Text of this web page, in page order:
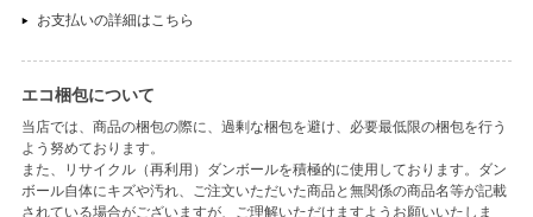
お支払いの詳細はこちら
エコ梱包について
当店では、商品の梱包の際に、過剰な梱包を避け、必要最低限の梱包を行う
よう努めております。
また、リサイクル（再利用）ダンボールを積極的に使用しております。ダン
ボール自体にキズや汚れ、ご注文いただいた商品と無関係の商品名等が記載
されている場合がございますが、ご理解いただけますようお願いいたしま